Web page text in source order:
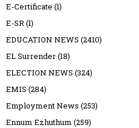
E-Certificate (1)
E-SR(1)
EDUCATION NEWS (2410)
EL Surrender(18)
ELECTION NEWS (324)
EMIS (284)
Employment News (253)
Ennum Ezhuthum (259)